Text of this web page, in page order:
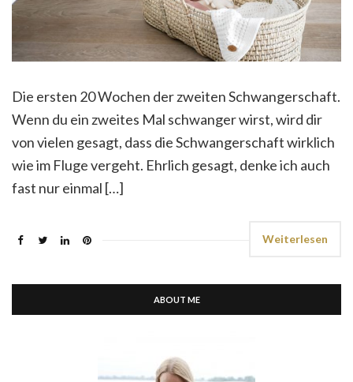
Die ersten 20 Wochen der zweiten Schwangerschaft.
Wenn du ein zweites Mal schwanger wirst, wird dir
von vielen gesagt, dass die Schwangerschaft wirklich
wie im Fluge vergeht. Ehrlich gesagt, denke ich auch
fast nur einmal […]
Weiterlesen
ABOUT ME